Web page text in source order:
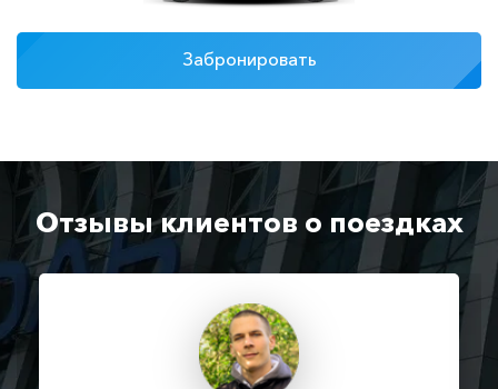
Забронировать
Отзывы клиентов о поездках